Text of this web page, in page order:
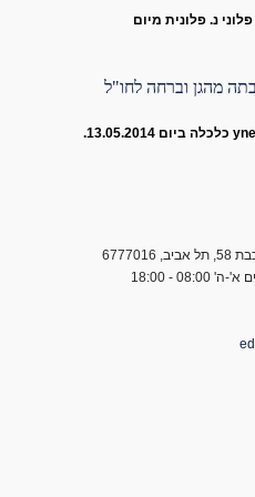
נ. פלונית מיום
מהגן וברחה לחו"ל
- 18:00